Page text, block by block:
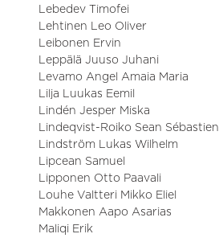
Lebedev Timofei
Lehtinen Leo Oliver
Leibonen Ervin
Leppälä Juuso Juhani
Levamo Angel Amaia Maria
Lilja Luukas Eemil
Lindén Jesper Miska
Lindeqvist-Roiko Sean Sébastien
Lindström Lukas Wilhelm
Lipcean Samuel
Lipponen Otto Paavali
Louhe Valtteri Mikko Eliel
Makkonen Aapo Asarias
Maliqi Erik